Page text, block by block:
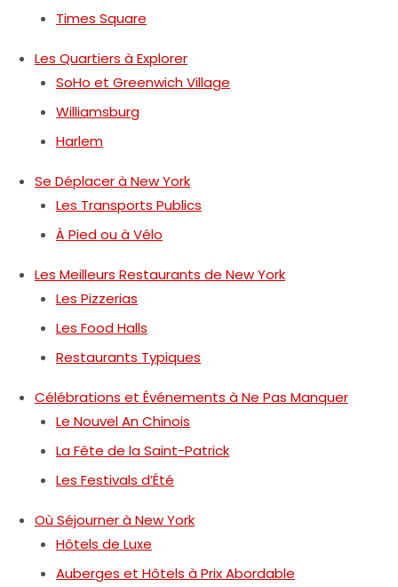
Times Square
Les Quartiers à Explorer
SoHo et Greenwich Village
Williamsburg
Harlem
Se Déplacer à New York
Les Transports Publics
À Pied ou à Vélo
Les Meilleurs Restaurants de New York
Les Pizzerias
Les Food Halls
Restaurants Typiques
Célébrations et Événements à Ne Pas Manquer
Le Nouvel An Chinois
La Fête de la Saint-Patrick
Les Festivals d’Été
Où Séjourner à New York
Hôtels de Luxe
Auberges et Hôtels à Prix Abordable